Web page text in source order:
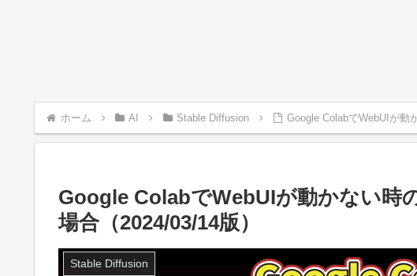
ホーム AI Stable Diffusion Google ColabでWebUIが動
Google ColabでWebUIが動かない
場合（2024/03/14版）
Stable Diffusion